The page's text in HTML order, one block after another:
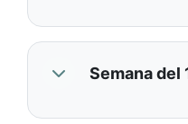
Semana del